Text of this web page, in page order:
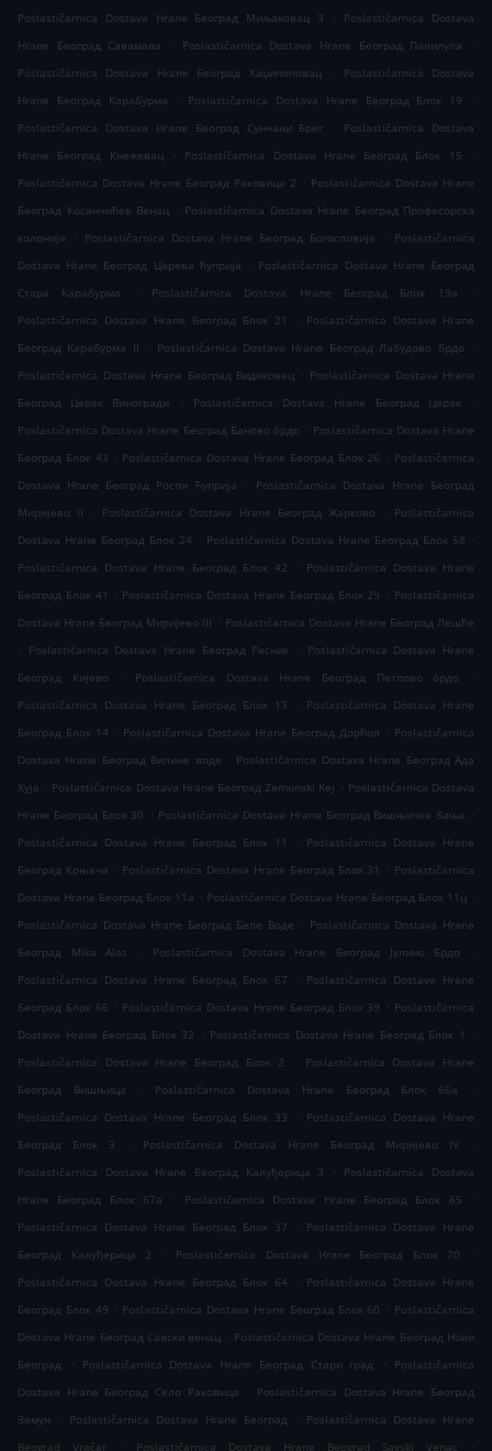
Poslastičarnica Dostava Hrane Београд Миљаковац 3
. Poslastičarnica Dostava
Hrane Београд Савамала
. Poslastičarnica Dostava Hrane Београд Палилула
.
Poslastičarnica Dostava Hrane Београд Хаџипоповац
.
Poslastičarnica Dostava
Hrane Београд Карабурма
. Poslastičarnica Dostava Hrane Београд Блок 19
.
Poslastičarnica Dostava Hrane Београд Сунчани Брег
.
Poslastičarnica Dostava
Hrane Београд Кнежевац
. Poslastičarnica Dostava Hrane Београд Блок 15
.
Poslastičarnica Dostava Hrane Београд Раковица 2 . Poslastičarnica Dostava Hrane
Београд Косанчићев Венац . Poslastičarnica Dostava Hrane Београд Професорска
колонија
. Poslastičarnica Dostava Hrane Београд Богословија . Poslastičarnica
Dostava Hrane Београд Царева ћуприја
. Poslastičarnica Dostava Hrane Београд
Стара Карабурма
. Poslastičarnica Dostava Hrane Београд Блок 19а
.
Poslastičarnica Dostava Hrane Београд Блок 21
. Poslastičarnica Dostava Hrane
Београд Карабурма II
. Poslastičarnica Dostava Hrane Београд Лабудово брдо
.
Poslastičarnica Dostava Hrane Београд Видиковац . Poslastičarnica Dostava Hrane
Београд Церак Виногради
. Poslastičarnica Dostava Hrane Београд Церак
.
Poslastičarnica Dostava Hrane Београд Баново брдо . Poslastičarnica Dostava Hrane
Београд Блок 43 . Poslastičarnica Dostava Hrane Београд Блок 26 . Poslastičarnica
Dostava Hrane Београд Роспи Ћуприја
. Poslastičarnica Dostava Hrane Београд
Миријево II
. Poslastičarnica Dostava Hrane Београд Жарково . Poslastičarnica
Dostava Hrane Београд Блок 24 . Poslastičarnica Dostava Hrane Београд Блок 58 .
Poslastičarnica Dostava Hrane Београд Блок 42
. Poslastičarnica Dostava Hrane
Београд Блок 41
. Poslastičarnica Dostava Hrane Београд Блок 29 . Poslastičarnica
Dostava Hrane Београд Миријево III . Poslastičarnica Dostava Hrane Београд Лешће
. Poslastičarnica Dostava Hrane Београд Ресник . Poslastičarnica Dostava Hrane
Београд Кијево
. Poslastičarnica Dostava Hrane Београд Петлово брдо
.
Poslastičarnica Dostava Hrane Београд Блок 13
. Poslastičarnica Dostava Hrane
Београд Блок 14 . Poslastičarnica Dostava Hrane Београд Дорћол . Poslastičarnica
Dostava Hrane Београд Вилине воде . Poslastičarnica Dostava Hrane Београд Ада
Хуја . Poslastičarnica Dostava Hrane Београд Zemunski Kej . Poslastičarnica Dostava
Hrane Београд Блок 30 . Poslastičarnica Dostava Hrane Београд Вишњичка бања .
Poslastičarnica Dostava Hrane Београд Блок 11
. Poslastičarnica Dostava Hrane
Београд Крњача . Poslastičarnica Dostava Hrane Београд Блок 31 . Poslastičarnica
Dostava Hrane Београд Блок 11а . Poslastičarnica Dostava Hrane Београд Блок 11ц .
Poslastičarnica Dostava Hrane Београд Беле Воде . Poslastičarnica Dostava Hrane
Београд Mika Alas
. Poslastičarnica Dostava Hrane Београд Јулино Брдо
.
Poslastičarnica Dostava Hrane Београд Блок 67
. Poslastičarnica Dostava Hrane
Београд Блок 66 . Poslastičarnica Dostava Hrane Београд Блок 39 . Poslastičarnica
Dostava Hrane Београд Блок 32
. Poslastičarnica Dostava Hrane Београд Блок 1
.
Poslastičarnica Dostava Hrane Београд Блок 2
.
Poslastičarnica Dostava Hrane
Београд Вишњица
. Poslastičarnica Dostava Hrane Београд Блок 66а
.
Poslastičarnica Dostava Hrane Београд Блок 33
. Poslastičarnica Dostava Hrane
Београд Блок 3
. Poslastičarnica Dostava Hrane Београд Миријево IV
.
Poslastičarnica Dostava Hrane Београд Калуђерица 3
. Poslastičarnica Dostava
Hrane Београд Блок 67а
. Poslastičarnica Dostava Hrane Београд Блок 65
.
Poslastičarnica Dostava Hrane Београд Блок 37
. Poslastičarnica Dostava Hrane
Београд Калуђерица 2
. Poslastičarnica Dostava Hrane Београд Блок 70
.
Poslastičarnica Dostava Hrane Београд Блок 64
. Poslastičarnica Dostava Hrane
Београд Блок 49 . Poslastičarnica Dostava Hrane Београд Блок 60 . Poslastičarnica
Dostava Hrane Београд Савски венац . Poslastičarnica Dostava Hrane Београд Нови
Београд
. Poslastičarnica Dostava Hrane Београд Стари град .
Poslastičarnica
Dostava Hrane Београд Село Раковица
. Poslastičarnica Dostava Hrane Београд
Земун
. Poslastičarnica Dostava Hrane Београд . Poslastičarnica Dostava Hrane
Beograd Vračar
. Poslastičarnica Dostava Hrane Beograd Savski Venac
.